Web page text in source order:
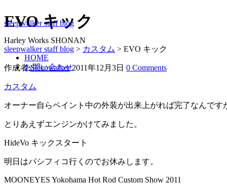
sleepwalker staff blog
Harley Works SHONAN
HOME
お問い合わせ
EVO キック
sleepwalker staff blog > カスタム > EVO キック
作成者:Sleepwalker 2011年12月3日 0 Comments
カスタム
オーナー自らペイント中の外装が出来上がれば完了なんです
とりあえずエンジンかけてみました。
HideVo キックスタート
明日はパシフィコ行くのでお休みします。
MOONEYES Yokohama Hot Rod Custom Show 2011